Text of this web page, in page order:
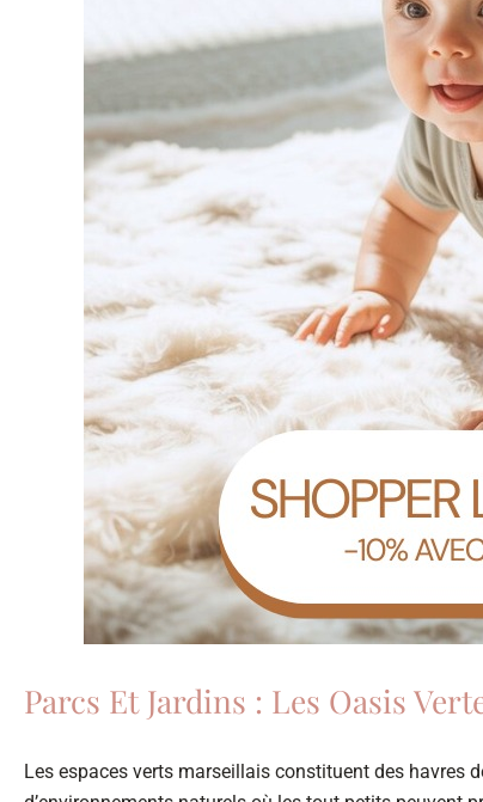
Parcs Et Jardins : Les Oasis
Les espaces verts marseillais constituent des havres